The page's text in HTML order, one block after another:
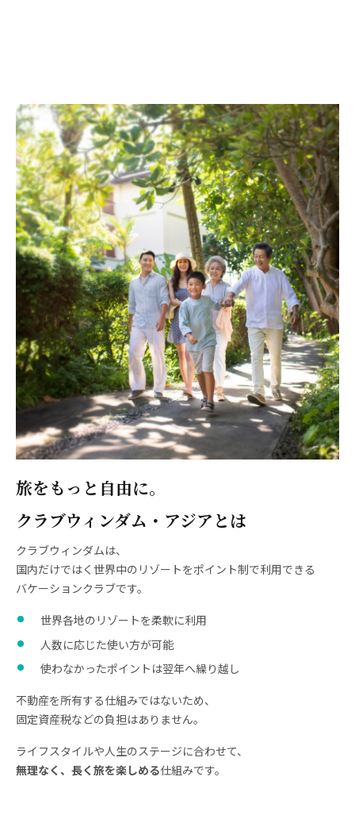
旅をもっと自由に。
クラブウィンダム・アジアとは
クラブウィンダムは、
国内だけではく世界中のリゾートをポイント制で利用できる
バケーションクラブです。
世界各地のリゾートを柔軟に利用
人数に応じた使い方が可能
使わなかったポイントは翌年へ繰り越し
不動産を所有する仕組みではないため、
固定資産税などの負担はありません。
ライフスタイルや人生のステージに合わせて、
無理なく、長く旅を楽しめる仕組みです。